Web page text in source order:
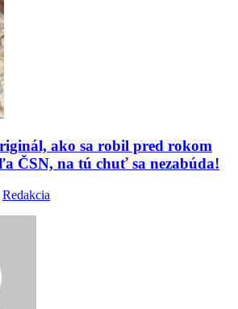
ako sa robil pred rokom
ČSN, na tú chuť sa nezabúda!
Redakcia